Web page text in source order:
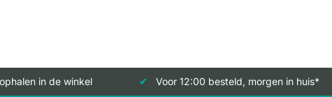
in de winkel Voor 12:00 besteld, morgen in huis*